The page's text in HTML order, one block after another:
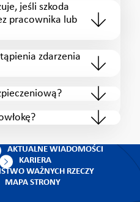
jeśli szkoda
pracownika lub
zdarzenia
AKTUALNE WIADOMOŚCI
KARIERA
WAŻNYCH RZECZY
MAPA STRONY